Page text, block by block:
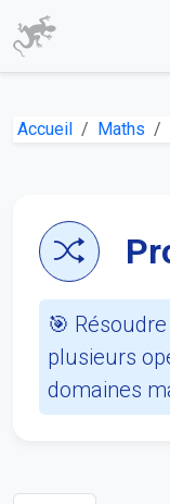
Accueil Maths
🎯
plusieurs
domaines